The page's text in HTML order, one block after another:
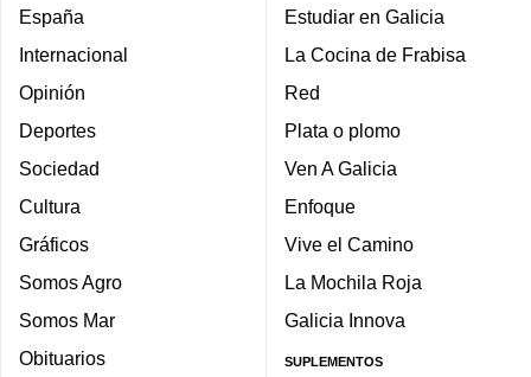
España
Internacional
Opinión
Deportes
Sociedad
Cultura
Gráficos
Somos Agro
Somos Mar
Obituarios
Estudiar en Galicia
La Cocina de Frabisa
Red
Plata o plomo
Ven A Galicia
Enfoque
Vive el Camino
La Mochila Roja
Galicia Innova
SUPLEMENTOS